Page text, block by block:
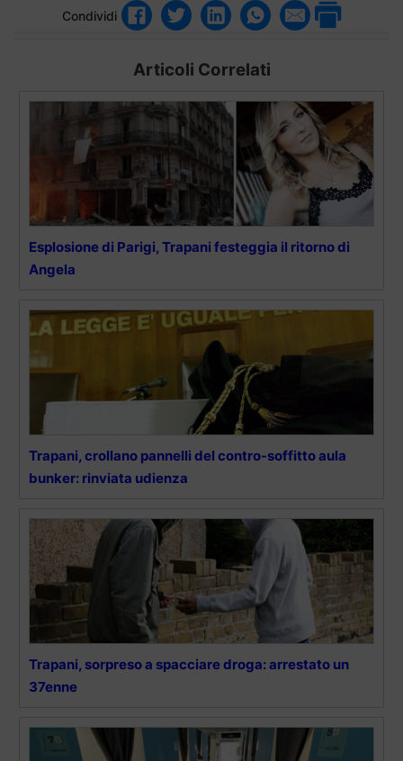
Condividi
Articoli Correlati
Esplosione di Parigi, Trapani festeggia il ritorno di
Angela
Trapani, crollano pannelli del contro-soffitto aula
bunker: rinviata udienza
Trapani, sorpreso a spacciare droga: arrestato un
37enne